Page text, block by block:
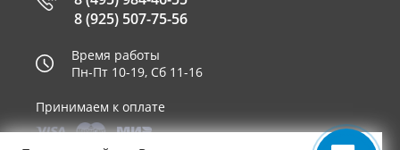
8 (925) 507-75-56
Время работы
Пн-Пт 10-19, Сб 11-16
Принимаем к оплате